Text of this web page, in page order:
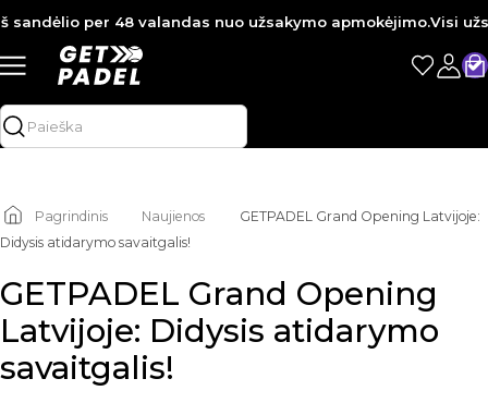
per 48 valandas nuo užsakymo apmokėjimo.Visi
Pagrindinis Naujienos
GETPADEL Grand Opening Latvijoje:
Didysis atidarymo savaitgalis!
GETPADEL Grand Opening
Latvijoje: Didysis atidarymo
savaitgalis!